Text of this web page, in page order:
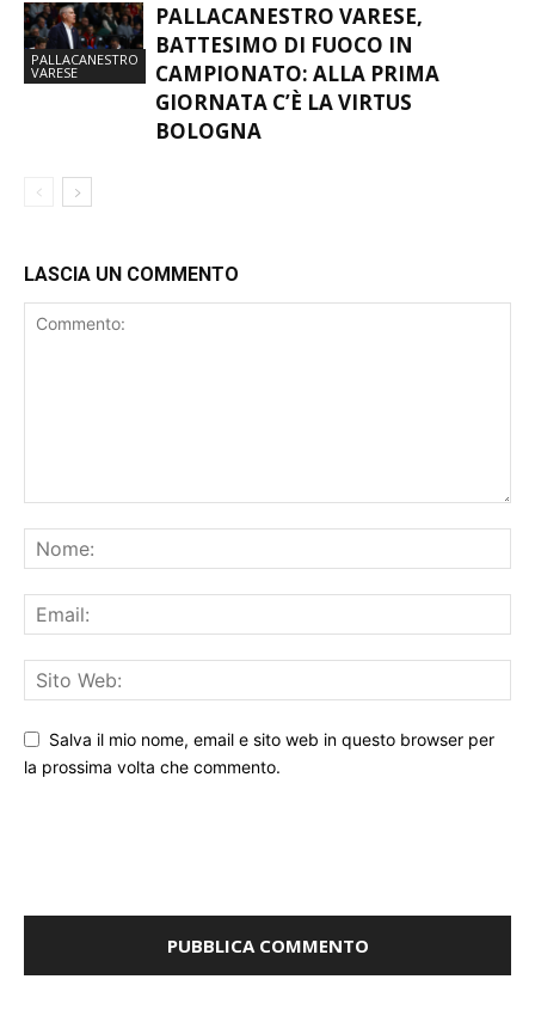
PALLACANESTRO
VARESE
PALLACANESTRO VARESE,
BATTESIMO DI FUOCO IN
CAMPIONATO: ALLA PRIMA
GIORNATA C’È LA VIRTUS
BOLOGNA
LASCIA UN COMMENTO
Salva il mio nome, email e sito web in questo browser per
la prossima volta che commento.